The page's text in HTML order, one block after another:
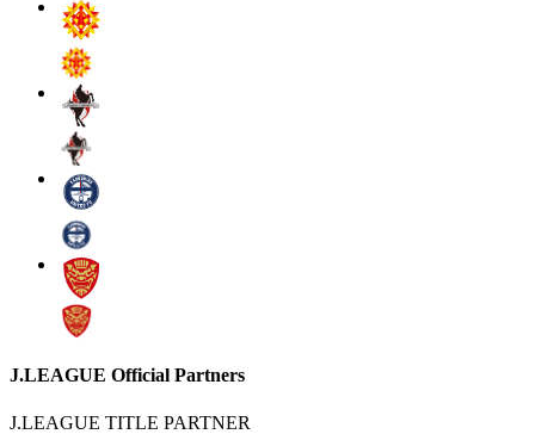
J.LEAGUE Official Partners
J.LEAGUE TITLE PARTNER